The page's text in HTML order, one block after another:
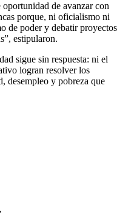
de avanzar con
porque, ni oficialismo ni
de poder y debatir proyectos
estipularon.
sigue sin respuesta: ni el
logran resolver los
desempleo y pobreza que